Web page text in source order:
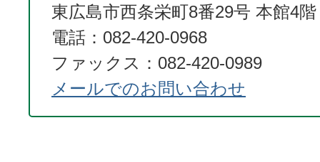
東広島市西条栄町8番29号 本館4階
電話：082-420-0968
ファックス：082-420-0989
メールでのお問い合わせ